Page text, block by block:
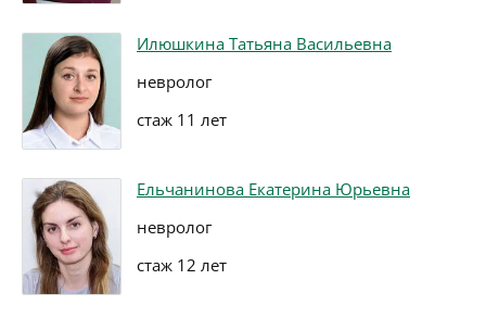
Илюшкина Татьяна Васильевна
невролог
стаж 11 лет
Ельчанинова Екатерина Юрьевна
невролог
стаж 12 лет